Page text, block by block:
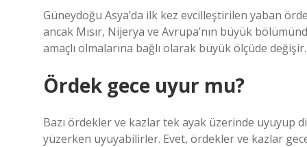
Güneydoğu Asya’da ilk kez evcilleştirilen yaban
ancak Mısır, Nijerya ve Avrupa’nın büyük
amaçlı olmalarına bağlı olarak büyük ölçüde değişir.
Ördek gece uyur mu?
Bazı ördekler ve kazlar tek ayak üzerinde
yüzerken uyuyabilirler. Evet, ördekler ve kazlar